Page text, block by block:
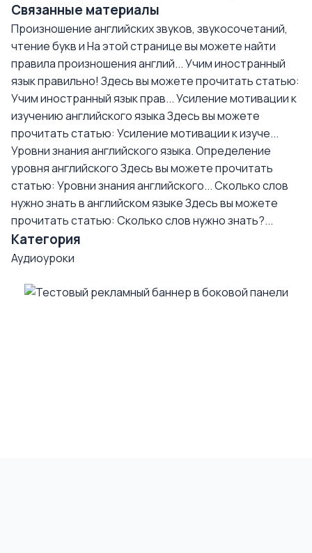
Связанные материалы
Произношение английских звуков, звукосочетаний,
чтение букв иНа этой странице вы можете найти
правила произношения англий...Учим иностранный
язык правильно! Здесь вы можете прочитать статью:
Учим иностранный язык прав...Усиление мотивации к
изучению английского языкаЗдесь вы можете
прочитать статью: Усиление мотивации к изуче...
Уровни знания английского языка. Определение
уровня английскогоЗдесь вы можете прочитать
статью: Уровни знания английского...Сколько слов
нужно знать в английском языкеЗдесь вы можете
прочитать статью: Сколько слов нужно знать?...
Категория
Аудиоуроки